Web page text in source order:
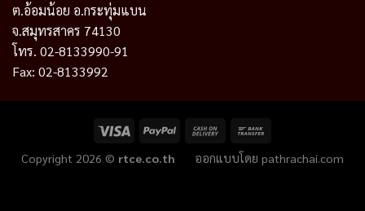
ต.อ้อมน้อย อ.กระทุ่มแบน
จ.สมุทรสาคร 74130
โทร. 02-8133990-91
Fax: 02-8133992
Copyright 2026 © rtce.co.th ออกแบบโดย pathrachai.com